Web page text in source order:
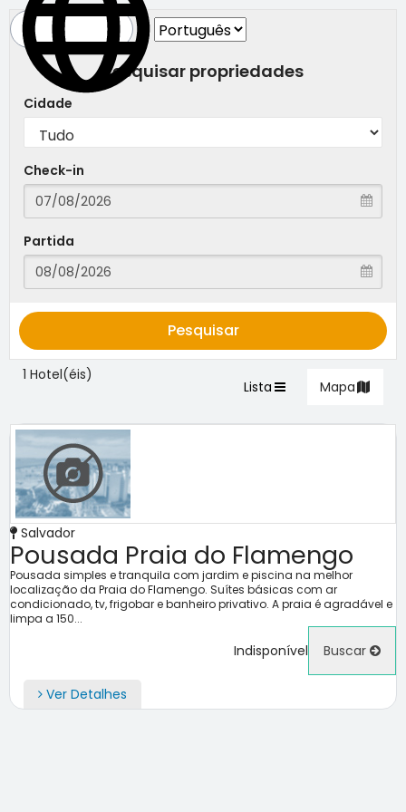
Pesquisar propriedades
Cidade
Check-in
Partida
Pesquisar
1 Hotel(éis)
Lista Mapa
Salvador
Pousada Praia do Flamengo
Pousada simples e tranquila com jardim e piscina na melhor
localização da Praia do Flamengo. Suítes básicas com ar
condicionado, tv, frigobar e banheiro privativo. A praia é agradável e
limpa a 150...
Indisponível Buscar
Ver Detalhes